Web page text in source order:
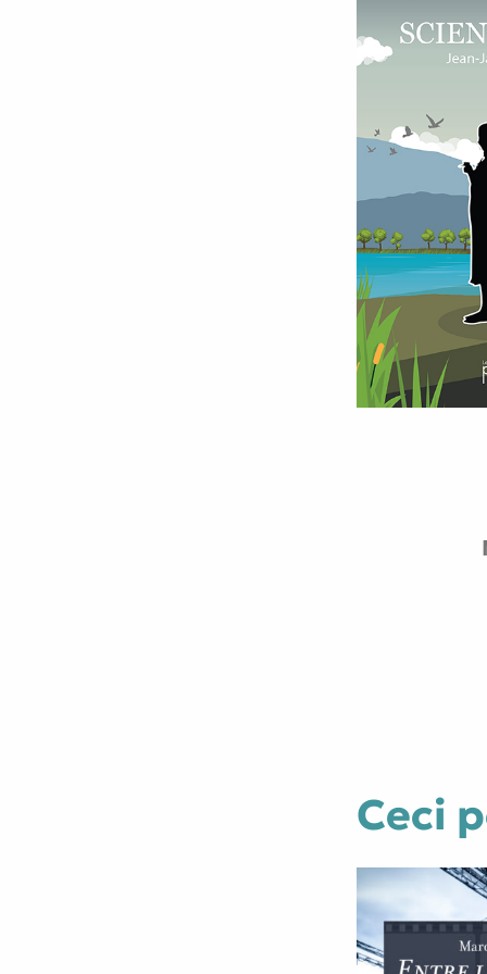
Ceci